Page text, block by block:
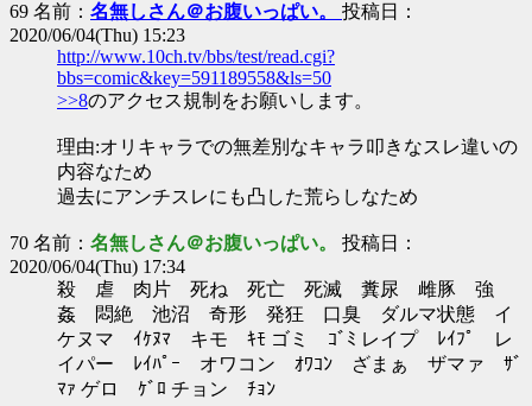
69 名前： 名無しさん＠お腹いっぱい。 投稿日：
2020/06/04(Thu) 15:23
http://www.10ch.tv/bbs/test/read.cgi?
bbs=comic&key=591189558&ls=50
>>8のアクセス規制をお願いします。
理由:オリキャラでの無差別なキャラ叩きなスレ違いの
内容なため
過去にアンチスレにも凸した荒らしなため
70 名前： 名無しさん＠お腹いっぱい。 投稿日：
2020/06/04(Thu) 17:34
殺 虐 肉片 死ね 死亡 死滅 糞尿 雌豚 強
姦 悶絶 池沼 奇形 発狂 口臭 ダルマ状態 イ
ケヌマ ｲｹﾇﾏ キモ ｷﾓ ゴミ ｺﾞﾐ レイプ ﾚｲﾌﾟ レ
イパー ﾚｲﾊﾟｰ オワコン ｵﾜｺﾝ ざまぁ ザマァ ｻﾞ
ﾏｧ ゲロ ｹﾞﾛ チョン ﾁｮﾝ